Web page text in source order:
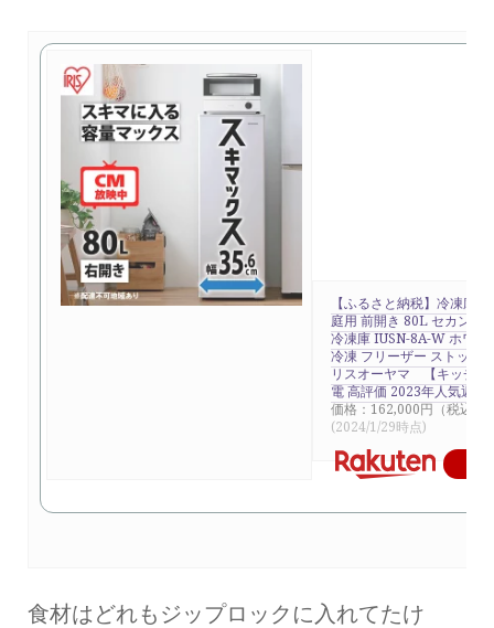
【ふるさと納税】冷凍庫
庭用 前開き 80L セカンド
冷凍庫 IUSN-8A-W ホワイ
冷凍 フリーザー ストッカ
リスオーヤマ 【キッチン
電 高評価 2023年人気返礼
価格：162,000円（税込、
(2024/1/29時点)
食材はどれもジップロックに入れてたけ